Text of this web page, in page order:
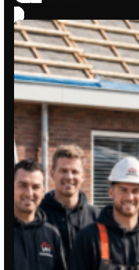
Klanten beoordelen ons met